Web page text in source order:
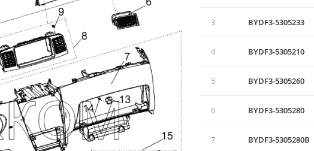
3 BYDF3-5305233
4 BYDF3-5305210
5 BYDF3-5305260
6 BYDF3-5305280
7 BYDF3-5305280B